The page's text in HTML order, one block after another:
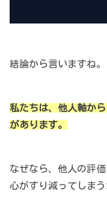
結論から言いますね。
私たちは、他人軸か
があります。
なぜなら、他人の評
心がすり減ってしまう